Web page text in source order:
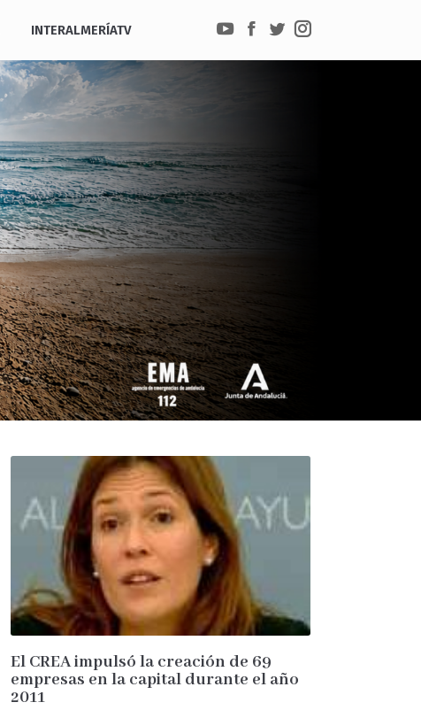
INTERALMERÍATV
YouTube
Facebook
TwitterInstagram
El CREA impulsó la creación de 69
empresas en la capital durante el año
2011